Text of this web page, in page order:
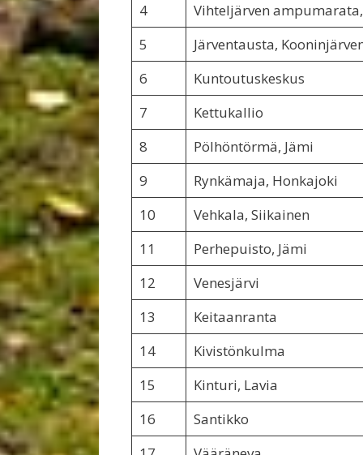
4
Vihteljärven
5
Järventausta,
6
Kuntoutuskeskus
7
Kettukallio
8
Pölhöntörmä, Jämi
9
Rynkämaja, Honkajoki
10
Vehkala, Siikainen
11
Perhepuisto, Jämi
12
Venesjärvi
13
Keitaanranta
14
Kivistönkulma
15
Kinturi, Lavia
16
Santikko